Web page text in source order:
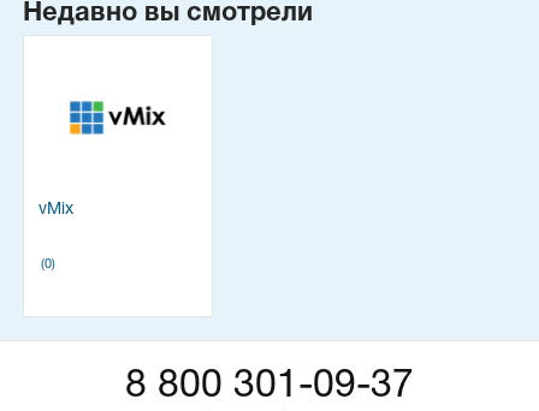
Недавно вы смотрели
vMix
(0)
8 800 301-09-37